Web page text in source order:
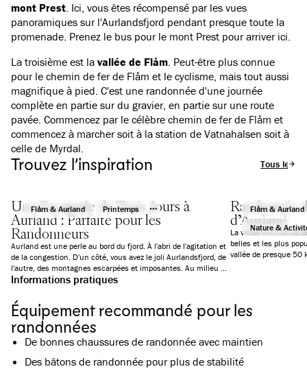
mont Prest. Ici, vous êtes récompensé par les vues
panoramiques sur l'Aurlandsfjord pendant presque toute la
promenade. Prenez le bus pour le mont Prest pour arriver ici.
La troisième est la vallée de Flåm. Peut-être plus connue
pour le chemin de fer de Flåm et le cyclisme, mais tout aussi
magnifique à pied. C'est une randonnée d'une journée
complète en partie sur du gravier, en partie sur une route
pavée. Commencez par le célèbre chemin de fer de Flåm et
commencez à marcher soit à la station de Vatnahalsen soit à
celle de Myrdal.
Trouvez l’inspiration Tous les
Flåm & Aurland Printemps
Une Escapade de Trois Jours à
Aurland : Parfaite pour les
Randonneurs
Aurland est une perle au bord du fjord. À l'abri de l'agitation et
de la congestion. D'un côté, vous avez le joli Aurlandsfjord, de
l'autre, des montagnes escarpées et imposantes. Au milieu se
trouve le charmant Hôtel Aurlandsfjord. Le style éclectique
parfait pour des vacances de randonnée. Si vous réservez un
forfait randonnée, le transport aller-retour vers la vallée
d'Aurlandsdalen est inclus.
Flåm & Aurland
Nature &
Randonnée
d’Aurland
La vallée
belles et les plus
vallée de presque 50
leur vie.
Informations pratiques
Équipement recommandé pour les
randonnées
De bonnes chaussures de randonnée avec maintien
Des bâtons de randonnée pour plus de stabilité